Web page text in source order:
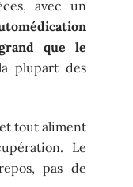
avec un
que le
plupart des
tout aliment
Le
pas de